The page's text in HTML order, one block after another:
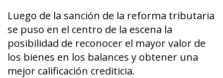
Luego de la sanción de la reforma tributaria
se puso en el centro de la escena la
posibilidad de reconocer el mayor valor de
los bienes en los balances y obtener una
mejor calificación crediticia.